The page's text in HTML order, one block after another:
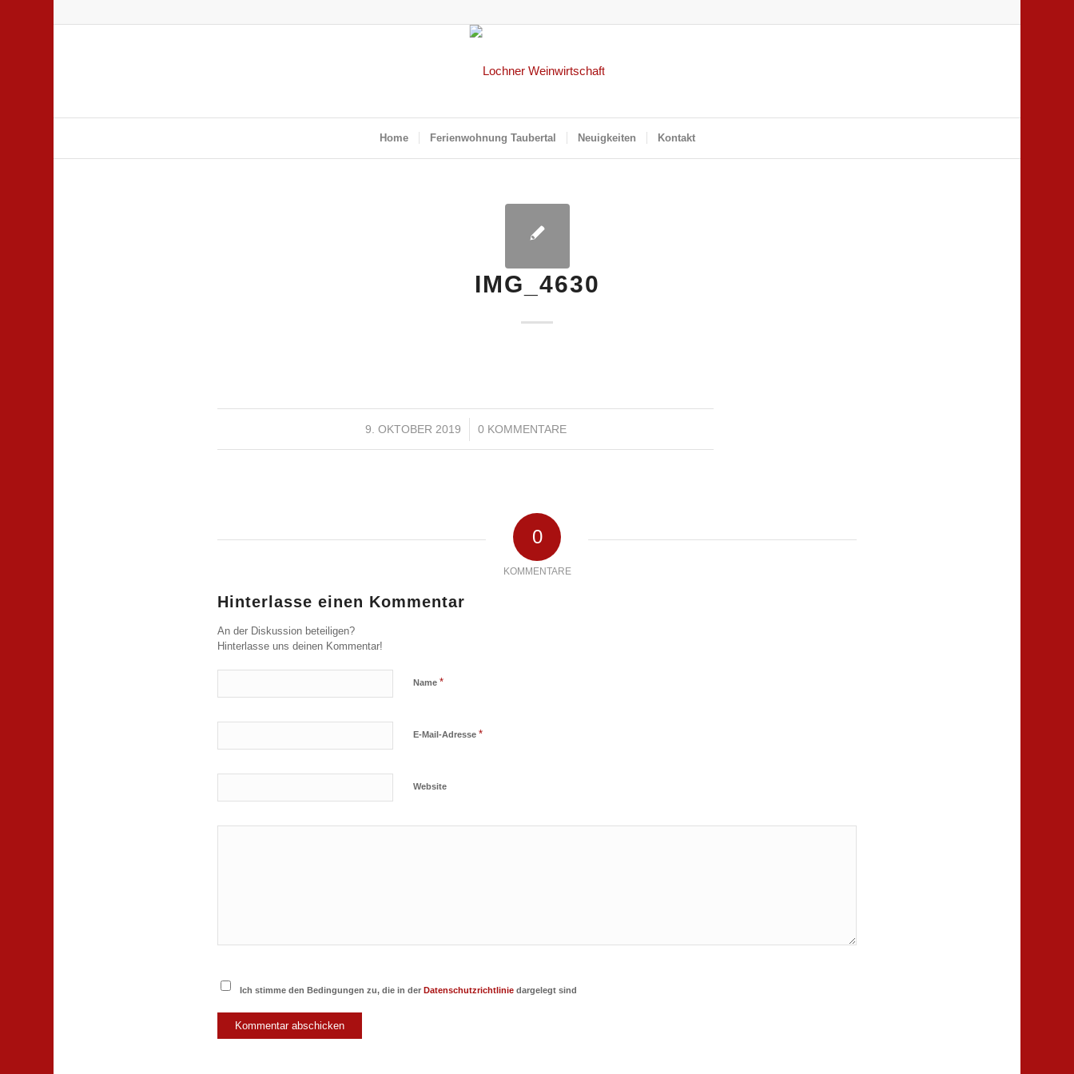
Home Ferienwohnung Taubertal Neuigkeiten Kontakt
IMG_4630
9. OKTOBER 2019
/ 0 KOMMENTARE
0
KOMMENTARE
Hinterlasse einen Kommentar
An der Diskussion beteiligen?
Hinterlasse uns deinen Kommentar!
Name *
E-Mail-Adresse *
Website
Ich stimme den Bedingungen zu, die in der Datenschutzrichtliniedargelegt sind